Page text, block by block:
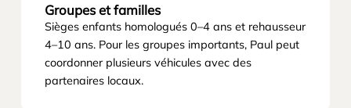
Groupes et familles
Sièges enfants homologués 0–4 ans et rehausseur
4–10 ans. Pour les groupes importants, Paul peut
coordonner plusieurs véhicules avec des
partenaires locaux.